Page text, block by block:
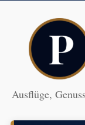
Ausflüge,